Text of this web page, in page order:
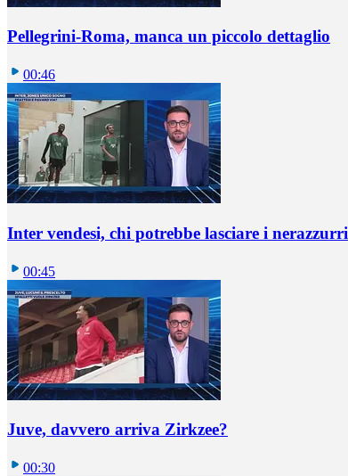
Pellegrini-Roma, manca un piccolo dettaglio
00:46
Inter vendesi, chi potrebbe lasciare i nerazzurri
00:45
Juve, davvero arriva Zirkzee?
00:30